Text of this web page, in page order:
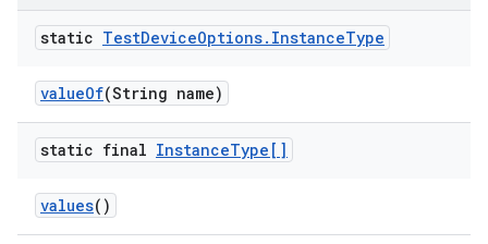
static TestDeviceOptions. InstanceType
valueOf(String name)
static final InstanceType[]
values()